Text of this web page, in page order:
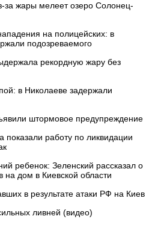
за жары мелеет озеро Солонец-
на полицейских: в
подозреваемого
рекордную жару без
в Николаеве задержали
штормовое предупреждение
работу по ликвидации
ребенок: Зеленский рассказал о
на дом в Киевской области
в результате атаки РФ на Киев
ливней (видео)